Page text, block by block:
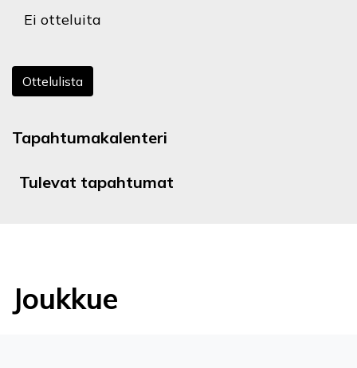
Ei otteluita
Ottelulista
Tapahtumakalenteri
Tulevat tapahtumat
Joukkue